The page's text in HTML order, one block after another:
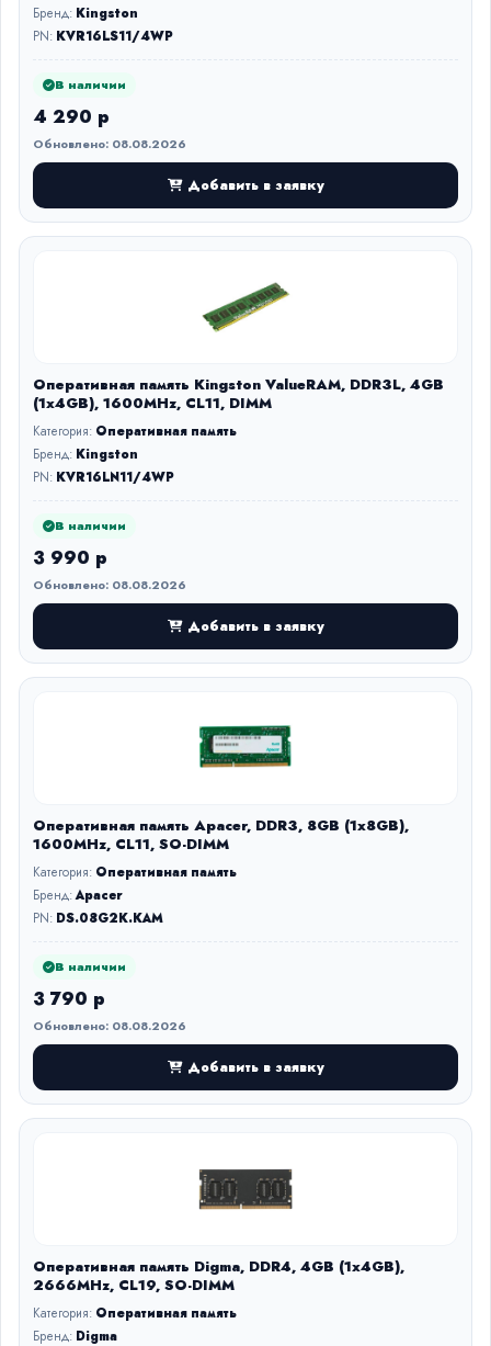
Бренд: Kingston
PN: KVR16LS11/4WP
В наличии
4 290 р
Обновлено: 08.08.2026
Добавить в заявку
Оперативная память Kingston ValueRAM, DDR3L, 4GB
(1x4GB), 1600MHz, CL11, DIMM
Категория: Оперативная память
Бренд: Kingston
PN: KVR16LN11/4WP
В наличии
3 990 р
Обновлено: 08.08.2026
Добавить в заявку
Оперативная память Apacer, DDR3, 8GB (1x8GB),
1600MHz, CL11, SO-DIMM
Категория: Оперативная память
Бренд:Apacer
PN: DS.08G2K.KAM
В наличии
3 790 р
Обновлено: 08.08.2026
Добавить в заявку
Оперативная память Digma, DDR4, 4GB (1x4GB),
2666MHz, CL19, SO-DIMM
Категория: Оперативная память
Бренд: Digma